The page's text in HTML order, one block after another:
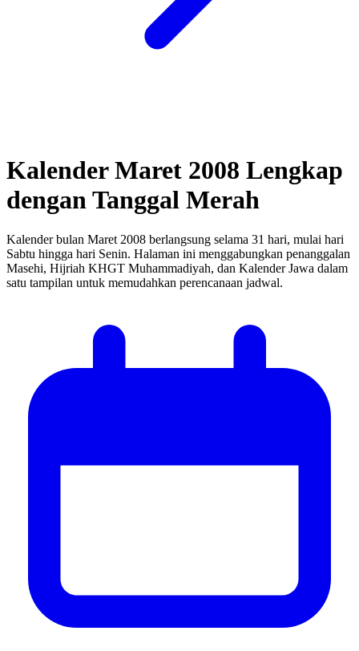
Kalender Maret 2008 Lengkap
dengan Tanggal Merah
Kalender bulan Maret 2008 berlangsung selama 31 hari, mulai hari
Sabtu hingga hari Senin. Halaman ini menggabungkan penanggalan
Masehi, Hijriah KHGT Muhammadiyah, dan Kalender Jawa dalam
satu tampilan untuk memudahkan perencanaan jadwal.